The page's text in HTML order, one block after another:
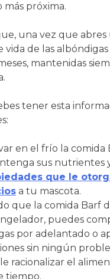
próxima.
una vez que
vida de las albóndigas
mantenidas
tener esta
en el frío la comida
sus nutrientes
que le
a tu mascota.
que la comida Barf
puedes
por adelantado o
sin ningún
racionalizar el
tiempo.